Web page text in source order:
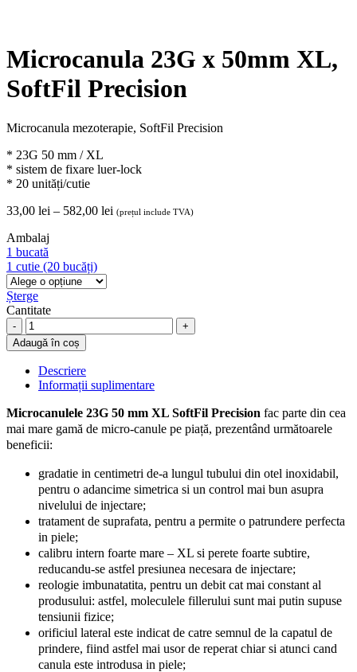
Microcanula 23G x 50mm XL,
SoftFil Precision
Microcanula mezoterapie, SoftFil Precision
* 23G 50 mm / XL
* sistem de fixare luer-lock
* 20 unități/cutie
33,00 lei – 582,00 lei Interval
(prețul include TVA)
Ambalaj
1 bucată
1 cutie (20 bucăți)
Șterge
Cantitate
Microcanula
23G
x
50mm
XL,
SoftFil
Precision
quantity
Adaugă în coș
Descriere
Informații suplimentare
Microcanulele 23G 50 mm XL SoftFil Precision fac parte din cea
mai mare gamă de micro-canule pe piață, prezentând următoarele
beneficii:
gradatie in centimetri de-a lungul tubului din otel inoxidabil,
pentru o adancime simetrica si un control mai bun asupra
nivelului de injectare;
tratament de suprafata, pentru a permite o patrundere perfecta
in piele;
calibru intern foarte mare – XL si perete foarte subtire,
reducandu-se astfel presiunea necesara de injectare;
reologie imbunatatita, pentru un debit cat mai constant al
produsului: astfel, moleculele fillerului sunt mai putin supuse
tensiunii fizice;
orificiul lateral este indicat de catre semnul de la capatul de
prindere, fiind astfel mai usor de reperat chiar si atunci cand
canula este introdusa in piele;